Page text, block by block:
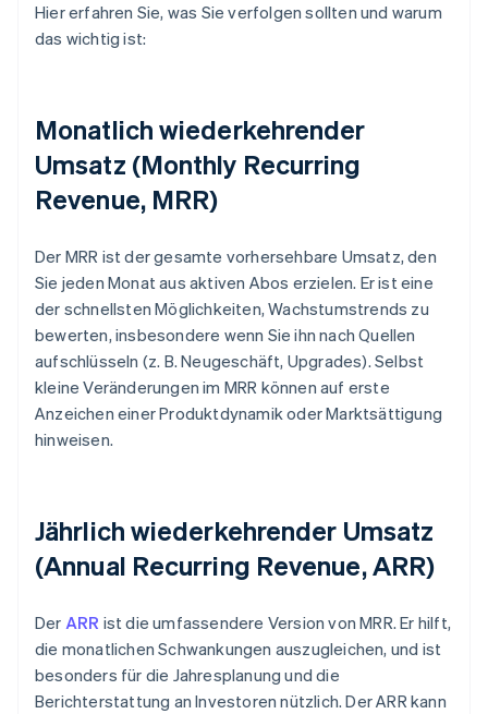
Hier erfahren Sie, was Sie verfolgen sollten und warum
das wichtig ist:
Monatlich wiederkehrender
Umsatz (Monthly Recurring
Revenue, MRR)
Der MRR ist der gesamte vorhersehbare Umsatz, den
Sie jeden Monat aus aktiven Abos erzielen. Er ist eine
der schnellsten Möglichkeiten, Wachstumstrends zu
bewerten, insbesondere wenn Sie ihn nach Quellen
aufschlüsseln (z. B. Neugeschäft, Upgrades). Selbst
kleine Veränderungen im MRR können auf erste
Anzeichen einer Produktdynamik oder Marktsättigung
hinweisen.
Jährlich wiederkehrender Umsatz
(Annual Recurring Revenue, ARR)
Der ARR ist die umfassendere Version von MRR. Er hilft,
die monatlichen Schwankungen auszugleichen, und ist
besonders für die Jahresplanung und die
Berichterstattung an Investoren nützlich. Der ARR kann